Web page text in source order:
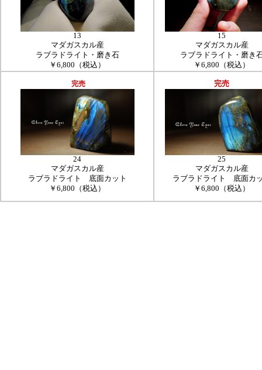
13
マダガスカル産
ラブラドライト・磨き石
￥6,800（税込）
15
マダガスカル産
ラブラドライト・磨き
￥6,800（税込）
完売
24
マダガスカル産
ラブラドライト 底面カット
￥6,800（税込）
完売
25
マダガスカル産
ラブラドライト 底面カ
￥6,800（税込）